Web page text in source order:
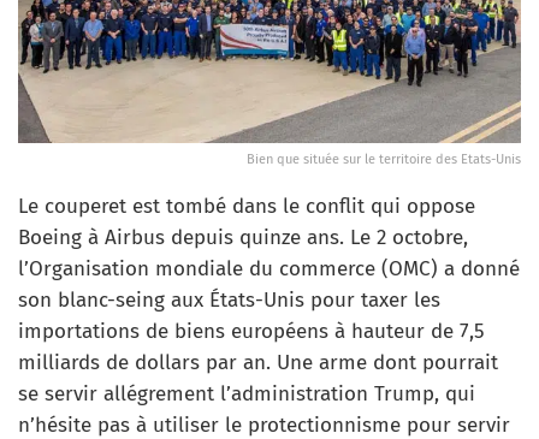
Bien que située sur le territoire des Etats-Unis
Le couperet est tombé dans le conflit qui oppose
Boeing à Airbus depuis quinze ans. Le 2 octobre,
l’Organisation mondiale du commerce (OMC) a donné
son blanc-seing aux États-Unis pour taxer les
importations de biens européens à hauteur de 7,5
milliards de dollars par an. Une arme dont pourrait
se servir allégrement l’administration Trump, qui
n’hésite pas à utiliser le protectionnisme pour servir